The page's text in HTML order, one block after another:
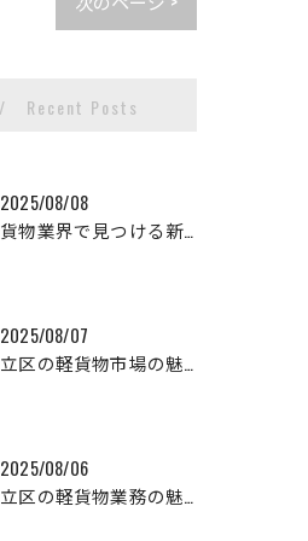
Recent Posts
2025/08/08
軽貨物業界で見つける新たなキャリアの可能性
2025/08/07
足立区の軽貨物市場の魅力
2025/08/06
足立区の軽貨物業務の魅力